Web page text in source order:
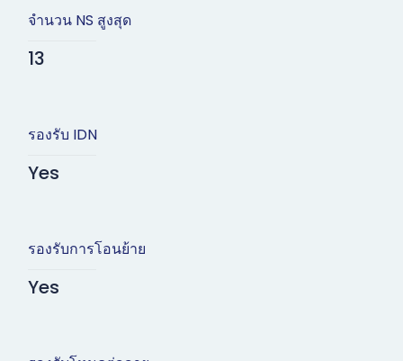
จำนวน NS สูงสุด
13
รองรับ IDN
Yes
รองรับการโอนย้าย
Yes